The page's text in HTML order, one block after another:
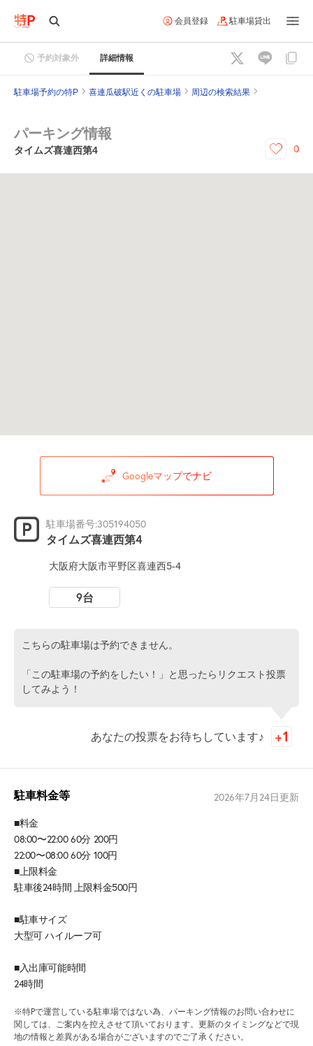
会員登録 駐車場貸出
予約対象外 詳細情報
駐車場予約の特P 喜連瓜破駅近くの駐車場 周辺の検索結果
パーキング情報
タイムズ喜連西第4 0
Googleマップでナビ
駐車場番号:305194050
タイムズ喜連西第4
大阪府大阪市平野区喜連西5-4
9台
こちらの駐車場は予約できません。
「この駐車場の予約をしたい！」と思ったらリクエスト投票
してみよう！
あなたの投票をお待ちしています♪
駐車料金等 2026年7月24日更新
■料金
08:00〜22:00 60分 200円
22:00〜08:00 60分 100円
■上限料金
駐車後24時間 上限料金500円
■駐車サイズ
大型可 ハイルーフ可
■入出庫可能時間
24時間
※特Pで運営している駐車場ではない為、パーキング情報のお問い合わせに
関しては、ご案内を控えさせて頂いております。更新のタイミングなどで現
地の情報と差異がある場合がございますのでご了承ください。